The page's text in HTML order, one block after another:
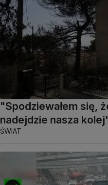
"Spodziewałem się,
nadejdzie nasza
ŚWIAT